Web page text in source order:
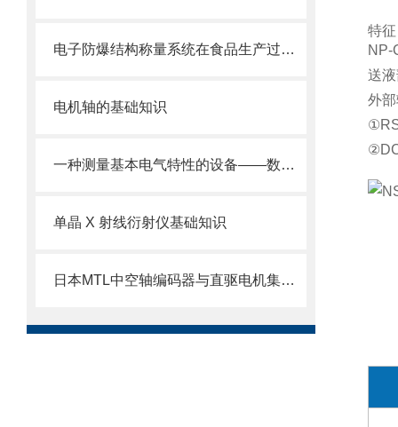
电子防爆结构称量系统在食品生产过程中的应用
电机轴的基础知识
一种测量基本电气特性的设备——数字万用表
单晶 X 射线衍射仪基础知识
日本MTL中空轴编码器与直驱电机集成技术解析
特征
NP-
送
外